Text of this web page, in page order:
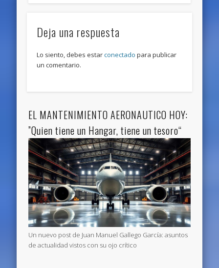
Deja una respuesta
Lo siento, debes estarconectado para publicar
un comentario.
EL MANTENIMIENTO AERONAUTICO HOY:
”Quien tiene un Hangar, tiene un tesoro“
Un nuevo post de Juan Manuel Gallego García: asuntos
de actualidad vistos con su ojo crítico